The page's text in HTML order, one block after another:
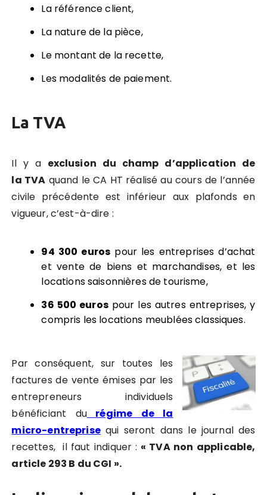
La référence client,
La nature de la pièce,
Le montant de la recette,
Les modalités de paiement.
La TVA
Il y a exclusion du champ d’application de
la TVA quand le CA HT réalisé au cours de l’année
civile précédente est inférieur aux plafonds en
vigueur, c’est-à-dire :
94 300 euros pour les entreprises d’achat
et vente de biens et marchandises, et les
locations saisonnières de tourisme,
36 500 eurospour les autres entreprises, y
compris les locations meublées classiques.
Par conséquent, sur toutes les
factures de vente émises par les
entrepreneurs individuels
bénéficiant durégime de la
micro-entreprisequi seront dans le journal des
recettes, il faut indiquer : « TVA non applicable,
article 293 B du CGI ».